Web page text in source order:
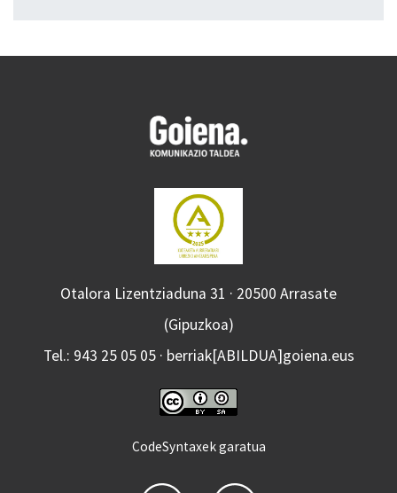
Otalora Lizentziaduna 31 · 20500 Arrasate
(Gipuzkoa)
Tel.: 943 25 05 05 · berriak[ABILDUA]goiena.eus
CodeSyntaxek garatua